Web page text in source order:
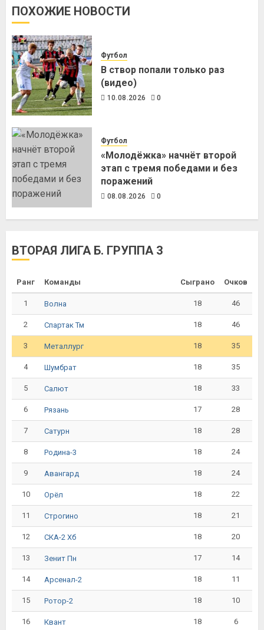
ПОХОЖИЕ НОВОСТИ
Футбол
В створ попали только раз
(видео)
10.08.2026 0
Футбол
«Молодёжка» начнёт второй
этап с тремя победами и без
поражений
08.08.2026 0
ВТОРАЯ ЛИГА Б. ГРУППА 3
Ранг Команды Сыграно Очков
1 Волна 18 46
2 Спартак Тм 18 46
3 Металлург 18 35
4 Шумбрат 18 35
5 Салют 18 33
6 Рязань 17 28
7 Сатурн 18 28
8 Родина-3 18 24
9 Авангард 18 24
10 Орёл 18 22
11 Строгино 18 21
12 СКА-2 Хб 18 20
13 Зенит Пн 17 14
14 Арсенал-2 18 11
15 Ротор-2 18 10
16 Квант 18 6